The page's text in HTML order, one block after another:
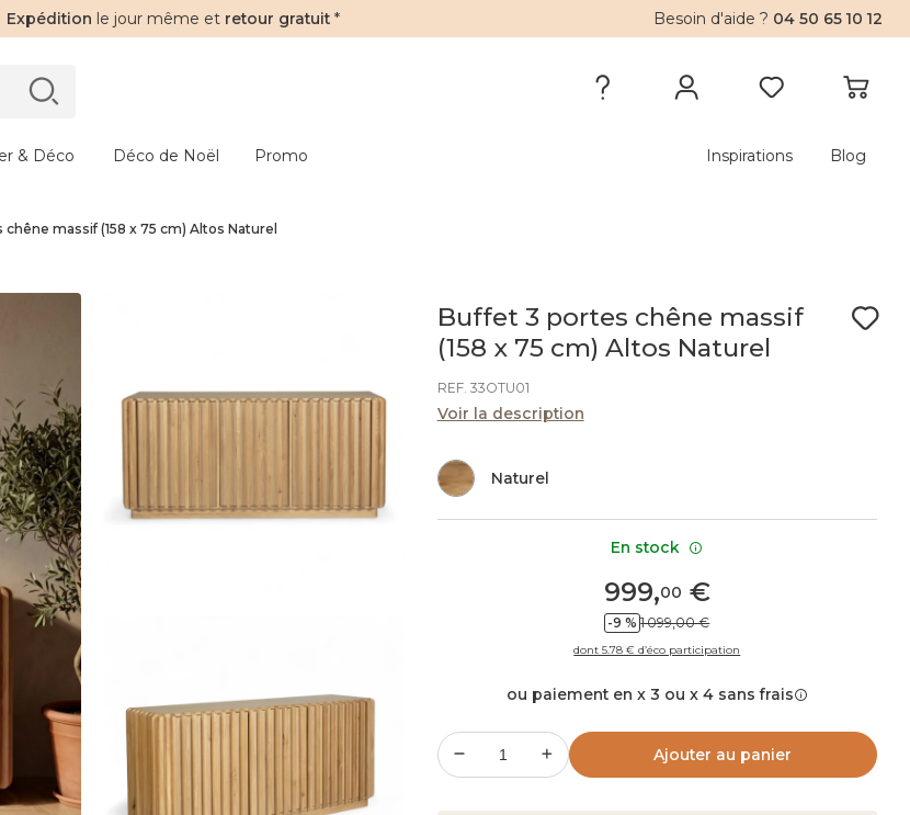
Expédition le jour même et retour gratuit * Besoin d'aide ? 04 50 65 10 12
& Déco Déco de Noël Promo Inspirations Blog
massif (158 x 75 cm) Altos Naturel
Buffet 3 portes chêne massif
(158 x 75 cm) Altos Naturel
REF. 33OTU01
Voir la description
Naturel
999,00 €
-9 % 1 099,00 €
dont 5.78 € d’éco participation
ou paiement en x 3 ou x 4 sans frais
Ajouter au panier